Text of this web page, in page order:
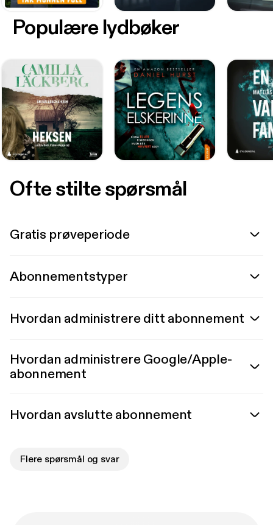
Populære lydbøker
Ofte stilte spørsmål
Gratis prøveperiode
Abonnementstyper
Hvordan administrere ditt abonnement
Hvordan administrere Google/Apple-
abonnement
Hvordan avslutte abonnement
Flere spørsmål og svar